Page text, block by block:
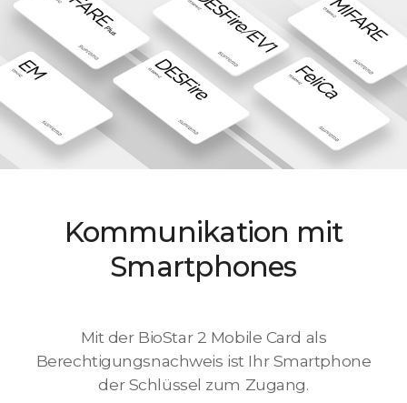
Kommunikation mit
Smartphones
Mit der BioStar 2 Mobile Card als
Berechtigungsnachweis ist Ihr Smartphone
der Schlüssel zum Zugang.